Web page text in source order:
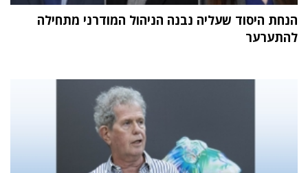
הנחת היסוד שעליה נבנה הניהול המודרני מתחילה
להתערער